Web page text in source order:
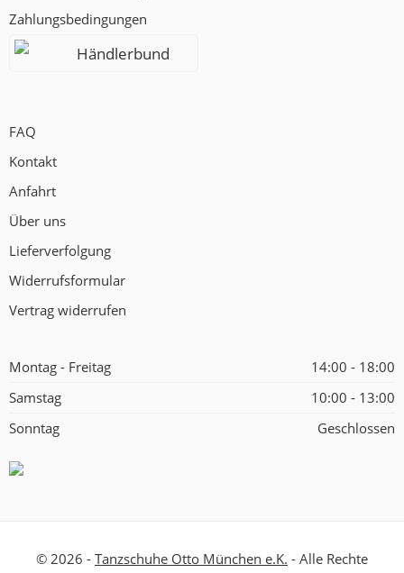
Zahlungsbedingungen
Händlerbund
FAQ
Kontakt
Anfahrt
Über uns
Lieferverfolgung
Widerrufsformular
Vertrag widerrufen
Montag - Freitag
14:00 - 18:00
Samstag
10:00 - 13:00
Sonntag
Geschlossen
© 2026 - Tanzschuhe Otto München e.K. - Alle Rechte